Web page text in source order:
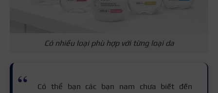
Có nhiều loại phù hợp với từng loại da
Có thể bạn các bạn nam chưa biết đến